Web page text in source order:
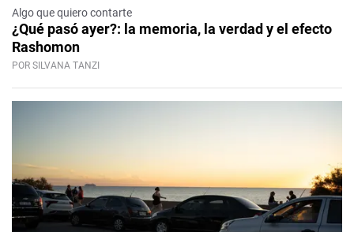
Algo que quiero contarte
¿Qué pasó ayer?: la memoria, la verdad y el efecto
Rashomon
POR SILVANA TANZI